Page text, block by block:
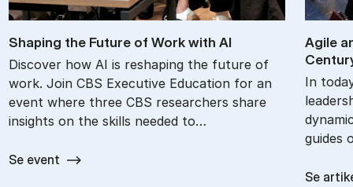
Shap­ing the Fu­ture of Work with AI
Discover how AI is reshaping the future of
work. Join CBS Executive Education for an
event where three CBS researchers share
insights on the skills needed to…
Se event
Agile
In
guides
Se